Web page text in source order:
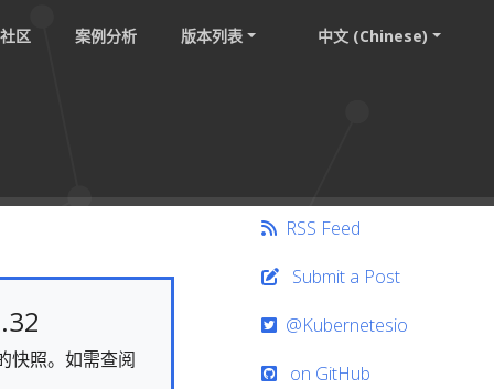
社区 案例分析 版本列表 中文 (Chinese)
快照。如需查阅
RSS Feed
Submit a Post
@Kubernetesio
on GitHub